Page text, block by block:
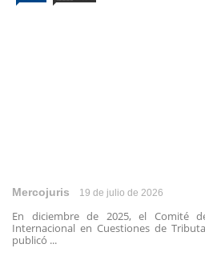
Mercojuris 19 de julio de 2026
En diciembre de 2025, el Comité
Internacional en Cuestiones de
publicó ...